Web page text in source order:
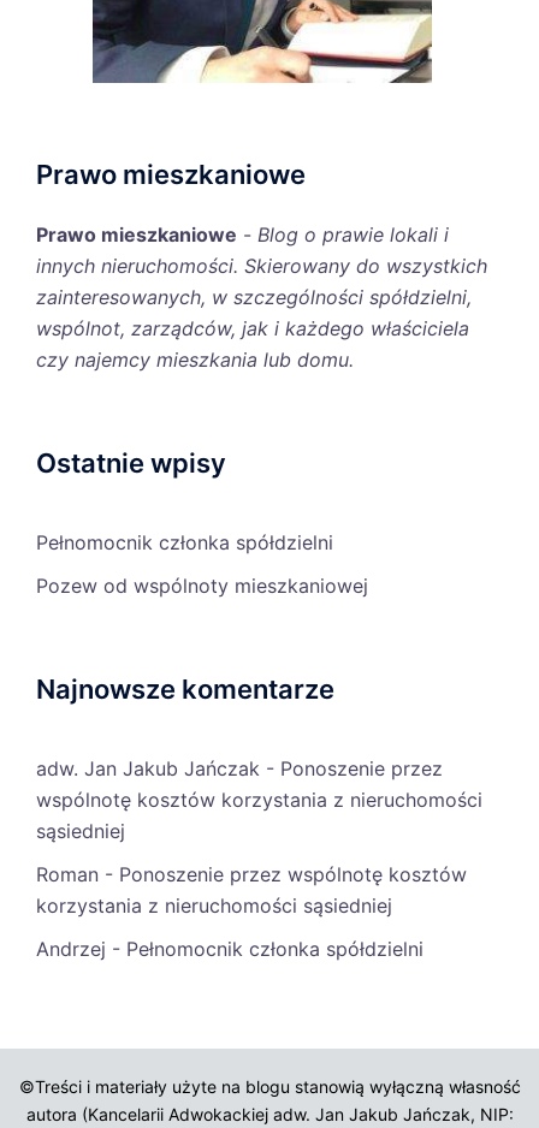
Prawo mieszkaniowe
Prawo mieszkaniowe - Blog o prawie lokali i
innych nieruchomości. Skierowany do wszystkich
zainteresowanych, w szczególności spółdzielni,
wspólnot, zarządców, jak i każdego właściciela
czy najemcy mieszkania lub domu.
Ostatnie wpisy
Pełnomocnik członka spółdzielni
Pozew od wspólnoty mieszkaniowej
Najnowsze komentarze
adw. Jan Jakub Jańczak - Ponoszenie przez
wspólnotę kosztów korzystania z nieruchomości
sąsiedniej
Roman - Ponoszenie przez wspólnotę kosztów
korzystania z nieruchomości sąsiedniej
Andrzej - Pełnomocnik członka spółdzielni
©Treści i materiały użyte na blogu stanowią wyłączną własność
autora (Kancelarii Adwokackiej adw. Jan Jakub Jańczak, NIP: